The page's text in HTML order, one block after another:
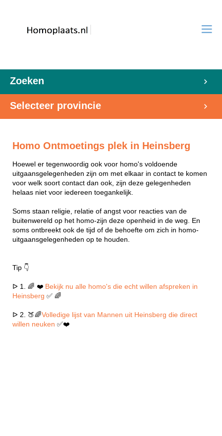
Zoeken
Selecteer provincie
Homo Ontmoetings plek in Heinsberg
Hoewel er tegenwoordig ook voor homo's voldoende
uitgaansgelegenheden zijn om met elkaar in contact te komen
voor welk soort contact dan ook, zijn deze gelegenheden
helaas niet voor iedereen toegankelijk.
Soms staan religie, relatie of angst voor reacties van de
buitenwereld op het homo-zijn deze openheid in de weg. En
soms ontbreekt ook de tijd of de behoefte om zich in homo-
uitgaansgelegenheden op te houden.
Tip 👇
ᐅ 1. 🌈 ❤️ Bekijk nu alle homo's die echt willen afspreken in
Heinsberg ✅ 🌈
ᐅ 2. 🍑🌈Volledige lijst van Mannen uit Heinsberg die direct
willen neuken ✅❤️